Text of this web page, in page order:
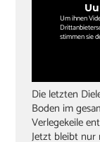
Um ihnen
stimmen sie
Die letzten
Boden im
Verlegekeile
Jetzt bleibt nur